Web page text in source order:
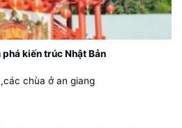
phá kiến trúc Nhật Bản
chùa ở an giang